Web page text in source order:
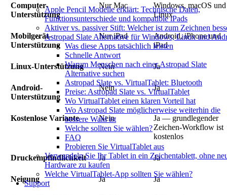
Apple Pencil Modelle erklärt: Technische Daten,
Funktionsunterschiede und kompatible iPads
Aktiver vs. passiver Stift: Welcher ist zum Zeichnen
Astropad Slate Alternative für Windows, Linux und
Was diese Apps tatsächlich leisten
Schnelle Antwort
Warum Menschen nach einer Astropad Slate
Alternative suchen
Astropad Slate vs. VirtualTablet: Bluetooth
Preise: Astropad Slate vs. VirtualTablet
Wo VirtualTablet einen klaren Vorteil hat
Wo Astropad Slate möglicherweise weiterhin die
bessere Wahl ist
Welche sollten Sie wählen?
FAQ
Probieren Sie VirtualTablet aus
Verwandeln Sie Ihr Tablet in ein Zeichentablett, ohne
Hardware zu kaufen
Welche VirtualTablet-App sollten Sie wählen?
Support
Computer-
Unterstützung
Nur Mac
Windows, macOS und
Linux
Mobilgerät-
Unterstützung
Nur iPad
Android, iPhone und
iPad
Linux-Unterstützung Nein Ja
Android-
Unterstützung
Nein Ja
Kostenlose Variante Nein
Ja — grundlegender
Zeichen-Workflow ist
kostenlos
Druckempfindlichkeit Ja Ja
Neigung Ja Ja